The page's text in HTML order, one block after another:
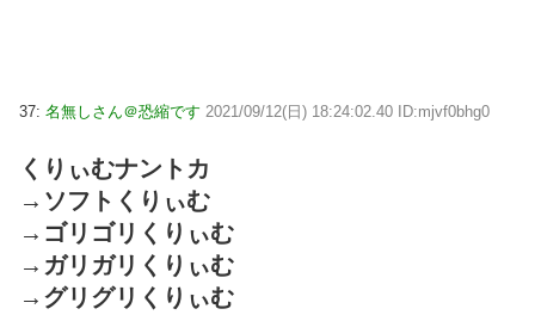
37: 名無しさん＠恐縮です 2021/09/12(日) 18:24:02.40 ID:mjvf0bhg0
くりぃむナントカ
→ソフトくりぃむ
→ゴリゴリくりぃむ
→ガリガリくりぃむ
→グリグリくりぃむ